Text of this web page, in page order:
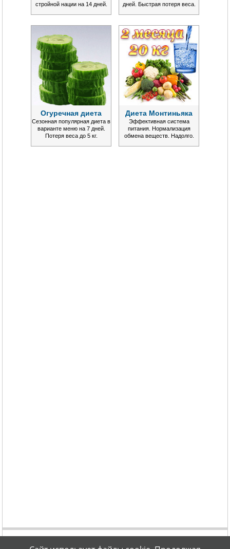
стройной нации на 14 дней.
дней. Быстрая потеря веса.
Огуречная диета
Сезонная популярная диета в
варианте меню на 7 дней.
Потеря веса до 5 кг.
Диета Монтиньяка
Эффективная система
питания. Нормализация
обмена веществ. Надолго.